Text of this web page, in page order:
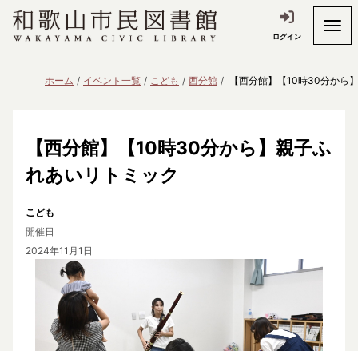
ログイン
ホーム イベント一覧 こども 西分館 【西分館】【10時30分から
【西分館】【10時30分から】親子ふ
れあいリトミック
こども
開催日
2024年11月1日